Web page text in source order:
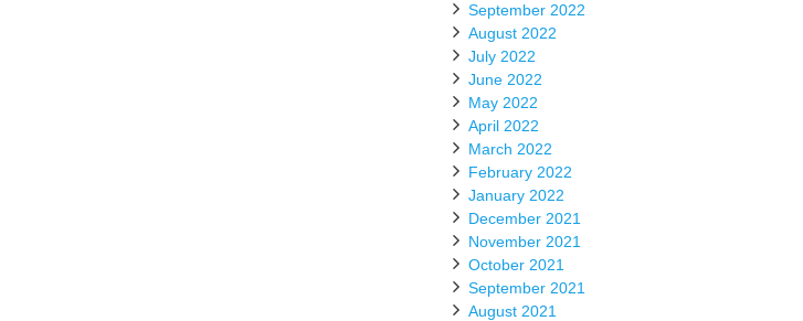
September 2022
August 2022
July 2022
June 2022
May 2022
April 2022
March 2022
February 2022
January 2022
December 2021
November 2021
October 2021
September 2021
August 2021